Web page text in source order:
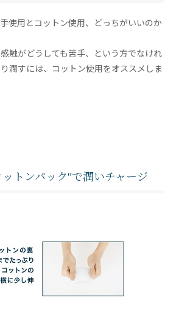
使用とコットン使用、どっちがいいのか
触がどうしても苦手、という方でなけれ
潤すには、コットン使用をオススメしま
ットンパック”で潤いチャージ